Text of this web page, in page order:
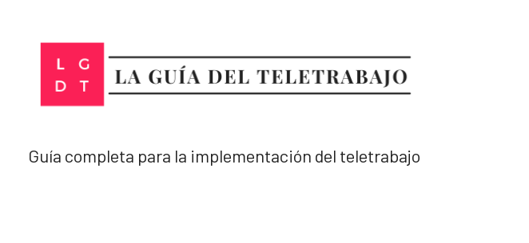
contenido
Guía completa para la implementación del teletrabajo